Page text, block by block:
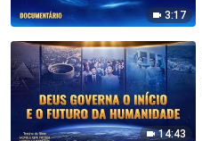
3:17
14:43